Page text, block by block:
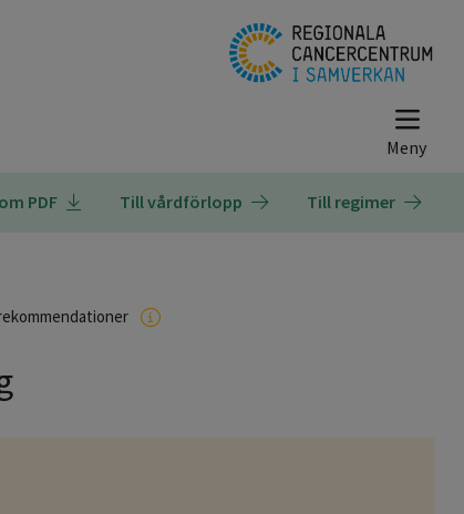
PDF Till vårdförlopp Till regimer